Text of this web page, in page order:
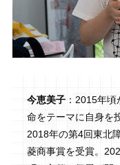
今恵美子：2015年頃
命をテーマに自身を
2018年の第4回東北
菱商事賞を受賞。